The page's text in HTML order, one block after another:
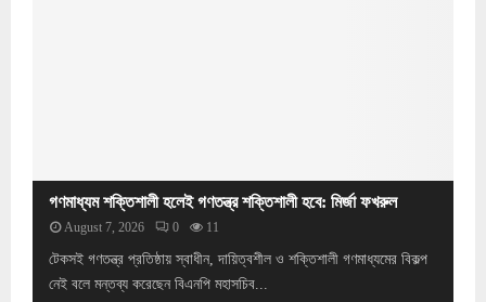
গণমাধ্যম শক্তিশালী হলেই গণতন্ত্র শক্তিশালী হবে: মির্জা ফখরুল
August 7, 2026 0 11
টেকসই গণতন্ত্র প্রতিষ্ঠায় স্বাধীন, দায়িত্বশীল ও শক্তিশালী গণমাধ্যমের বিকল্প
নেই বলে মন্তব্য করেছেন বিএনপি মহাসচিব...